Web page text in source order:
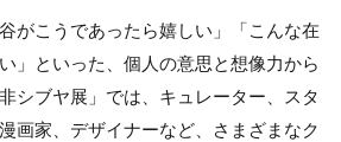
がこうであったら嬉しい」「こんな在
」といった、個人の意思と想像力から
シブヤ展」では、キュレーター、スタ
画家、デザイナーなど、さまざまなク